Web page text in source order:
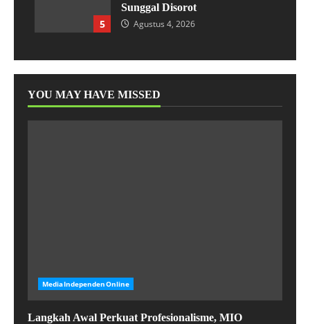
5
Sunggal Disorot
Agustus 4, 2026
YOU MAY HAVE MISSED
MediaIndependenOnline
Langkah Awal Perkuat Profesionalisme, MIO